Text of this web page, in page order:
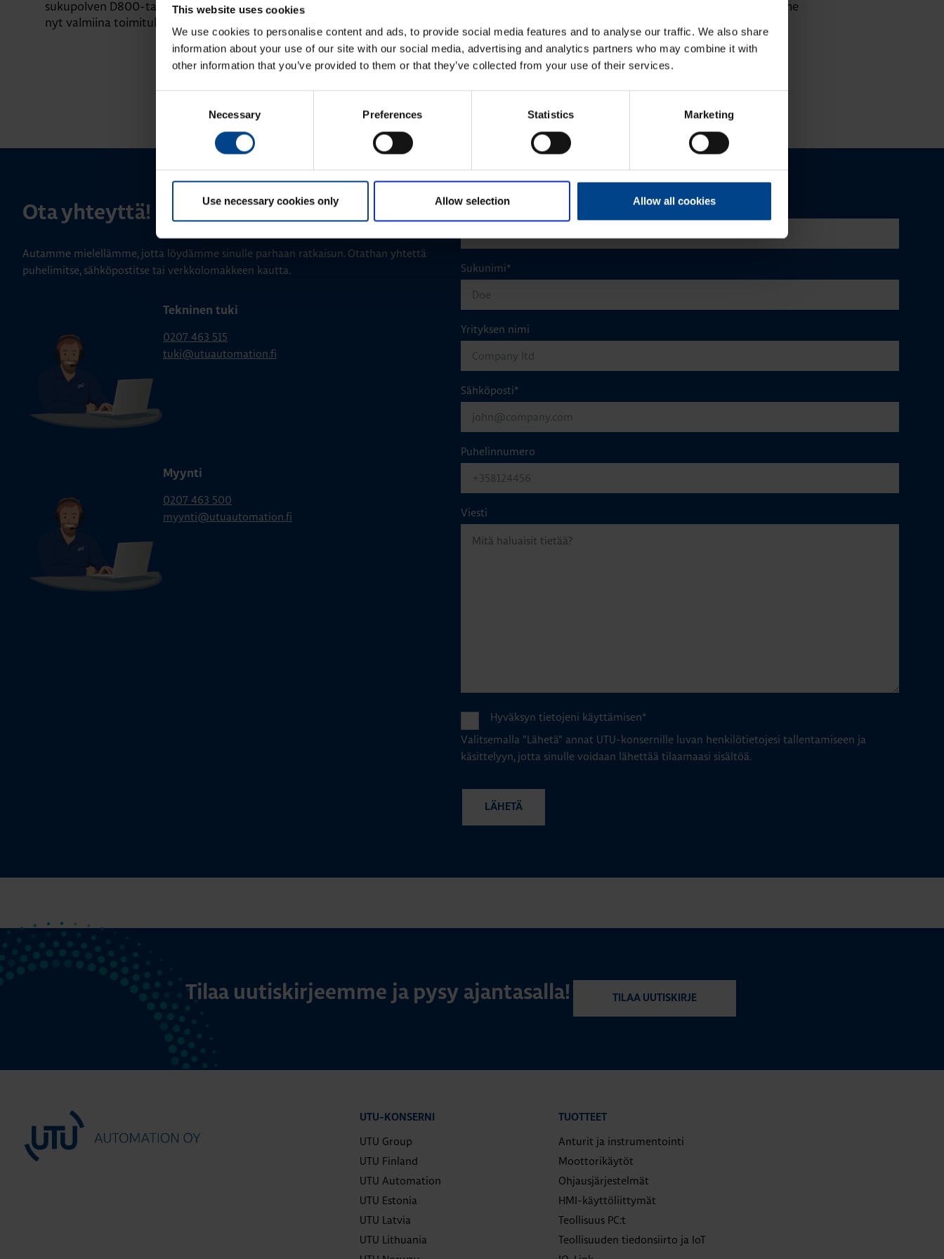
This website uses cookies
We use cookies to personalise content and ads, to provide social media features and to analyse our traffic. We also share
information about your use of our site with our social media, advertising and analytics partners who may combine it with
other information that you’ve provided to them or that they’ve collected from your use of their services.
Necessary Preferences Statistics Marketing
Use necessary cookies only Allow selection Allow all cookies
sukupolven D800-taajuusmuuttajat
nyt valmiina toimituksiin
esittelyssä
vuotta tuotevalikoimassamme
Ota yhteyttä!
Autamme mielellämme, jotta löydämme sinulle parhaan ratkaisun. Otathan yhtettä
puhelimitse, sähköpostitse tai verkkolomakkeen kautta.
Tekninen tuki
0207 463 515
tuki@utuautomation.fi
Myynti
0207 463 500
myynti@utuautomation.fi
Etunimi*
Sukunimi*
Yrityksen nimi
Sähköposti*
Puhelinnumero
Viesti
Hyväksyn tietojeni käyttämisen*
Valitsemalla "Lähetä" annat UTU-konsernille luvan henkilötietojesi tallentamiseen ja
käsittelyyn, jotta sinulle voidaan lähettää tilaamaasi sisältöä.
Tilaa uutiskirjeemme ja pysy ajantasalla! TILAA UUTISKIRJE
UTU-KONSERNI
UTU Group
UTU Finland
UTU Automation
UTU Estonia
UTU Latvia
UTU Lithuania
TUOTTEET
Anturit ja instrumentointi
Moottorikäytöt
Ohjausjärjestelmät
HMI-käyttöliittymät
Teollisuus PC:t
Teollisuuden tiedonsiirto ja IoT